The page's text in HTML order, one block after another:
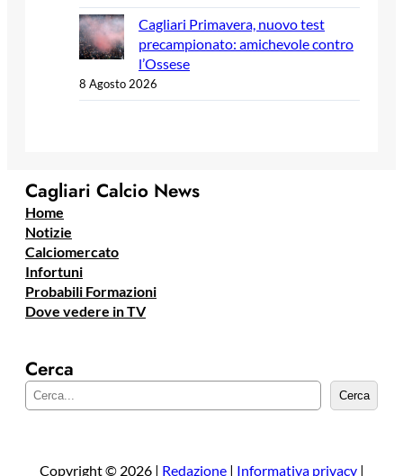
Cagliari Primavera, nuovo test
precampionato: amichevole contro
l’Ossese
8 Agosto 2026
Cagliari Calcio News
Home
Notizie
Calciomercato
Infortuni
Probabili Formazioni
Dove vedere in TV
Cerca
e
a
Cerca
Copyright © 2026 | Redazione | Informativa privacy|